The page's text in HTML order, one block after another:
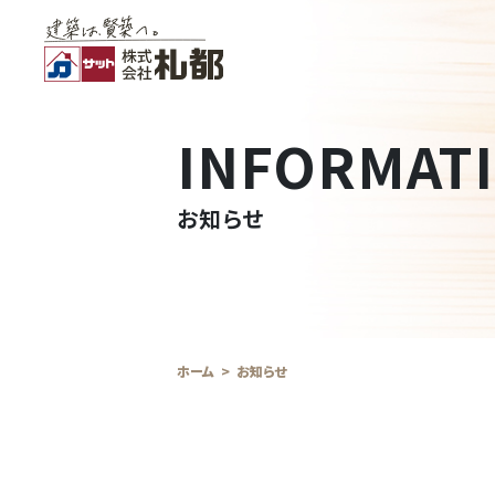
お知らせ
ホーム お知らせ